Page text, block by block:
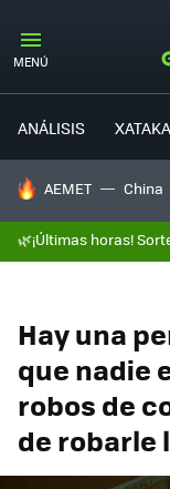
MENÚ
ANÁLISIS
HOY SE HABLA DE
AEMET China
🌿¡Últimas horas!
Hay una
que nadie
robos de
de robarle